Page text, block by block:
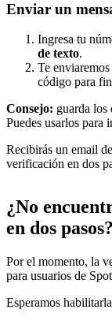
Enviar un
Ingresa tu
de texto.
Te
código para
Consejo: guarda los
Puedes usarlos para
Recibirás un email
verificación en dos
¿No
en dos pasos?
Por el momento, la
para usuarios de
Esperamos